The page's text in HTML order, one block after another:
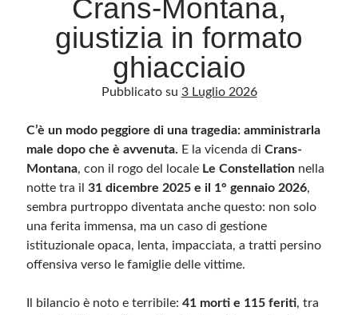
Archivio
Categorie
Categorie
Questo blog non rappresenta una testata giornalistica, in quanto viene aggiornato
senza alcuna periodicità. Non può pertanto considerarsi un prodotto editoriale ai
sensi della legge n· 62 del 7.03.2001. L’autore non è responsabile di quanto
pubblicato dai lettori nei commenti ai vari post. Saranno comunque cancellati quelli
ritenuti offensivi o lesivi dell’immagine o dell’onorabilità di terzi, di genere spam,
considerate di pubblico dominio. Qualora la loro pubblicazione violasse eventuali
Crans-Montana,
giustizia in formato
ghiacciaio
Pubblicato su 3 Luglio 2026
C’è un modo peggiore di una tragedia: amministrarla
male dopo che è avvenuta. E la vicenda diCrans-
Montana, con il rogo del locale Le Constellation nella
notte tra il31 dicembre 2025 e il 1° gennaio 2026,
sembra purtroppo diventata anche questo: non solo
una ferita immensa, ma un caso di gestione
istituzionale opaca, lenta, impacciata, a tratti persino
offensiva verso le famiglie delle vittime.
Il bilancio è noto e terribile:41 morti e 115 feriti, tra